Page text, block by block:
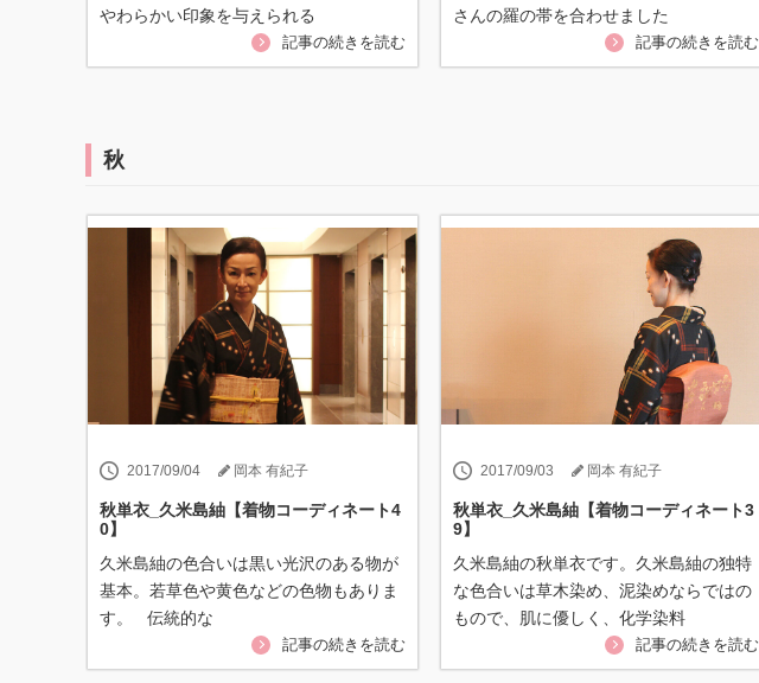
やわらかい印象を与えられる
記事の続きを読む
さんの羅の帯を合わせました
記事の続きを読む
秋
2017/09/04 岡本 有紀子
秋単衣_久米島紬【着物コーディネート4
0】
久米島紬の色合いは黒い光沢のある物が
基本。若草色や黄色などの色物もありま
す。 伝統的な
記事の続きを読む
2017/09/03 岡本 有紀子
秋単衣_久米島紬【着物コーディネート3
9】
久米島紬の秋単衣です。久米島紬の独特
な色合いは草木染め、泥染めならではの
もので、肌に優しく、化学染料
記事の続きを読む